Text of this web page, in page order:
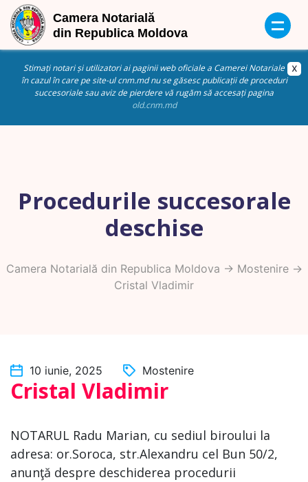
Stimați notari și utilizatori ai paginii web oficiale a Camerei Notariale
în cazul în care pe site-ul cnm.md nu se găsesc publicații de proceduri
succesoriale sau aviz de pierdere vă rugăm să accesați pagina
old.cnm.md
Procedurile succesorale
deschise
Camera Notarială din Republica Moldova -> Mostenire->
Cristal Vladimir
10 iunie, 2025 Mostenire
Cristal Vladimir
NOTARUL Radu Marian, cu sediul biroului la
adresa: or.Soroca, str.Alexandru cel Bun 50/2,
anunţă despre deschiderea procedurii